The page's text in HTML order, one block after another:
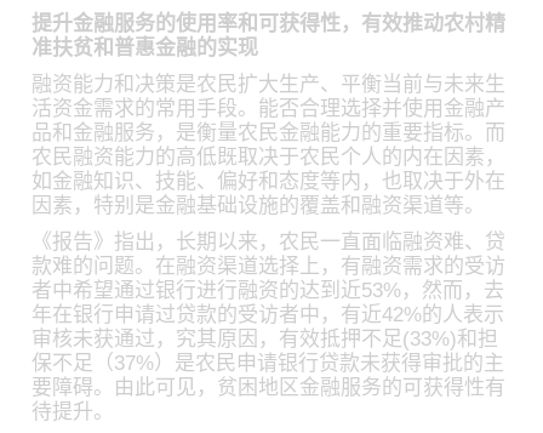
提升金融服务的使用率和可获得性，有效推动农村精
准扶贫和普惠金融的实现
融资能力和决策是农民扩大生产、平衡当前与未来生
活资金需求的常用手段。能否合理选择并使用金融产
品和金融服务，是衡量农民金融能力的重要指标。而
农民融资能力的高低既取决于农民个人的内在因素，
如金融知识、技能、偏好和态度等内，也取决于外在
因素，特别是金融基础设施的覆盖和融资渠道等。
《报告》指出，长期以来，农民一直面临融资难、贷
款难的问题。在融资渠道选择上，有融资需求的受访
者中希望通过银行进行融资的达到近53%，然而，去
年在银行申请过贷款的受访者中，有近42%的人表示
审核未获通过，究其原因，有效抵押不足(33%)和担
保不足（37%）是农民申请银行贷款未获得审批的主
要障碍。由此可见，贫困地区金融服务的可获得性有
待提升。